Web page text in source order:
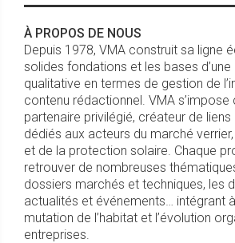
À PROPOS DE NOUS
Depuis 1978, VMA construit sa ligne
solides fondations et les bases
qualitative en termes de gestion de
contenu rédactionnel. VMA s’impose
partenaire privilégié, créateur de
dédiés aux acteurs du marché
et de la protection solaire. Chaque
retrouver de nombreuses
dossiers marchés et techniques, les
actualités et événements… intégrant
mutation de l’habitat et l’évolution
entreprises.